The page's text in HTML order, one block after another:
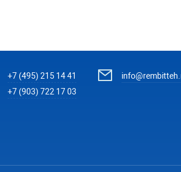
+7 (495) 215 14 41
+7 (903) 722 17 03